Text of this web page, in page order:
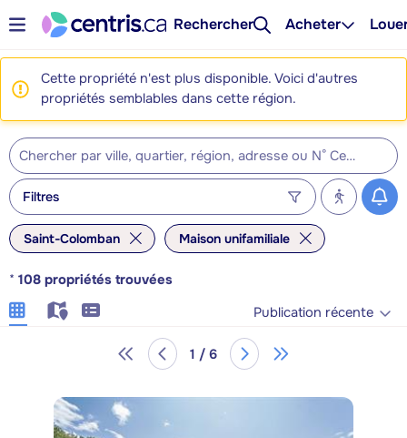
Rechercher Acheter
Cette propriété n'est plus disponible. Voici d'autres
propriétés semblables dans cette région.
Filtres
Saint-Colomban Maison unifamiliale
* 108 propriétés trouvées
Publication récente
1 / 6